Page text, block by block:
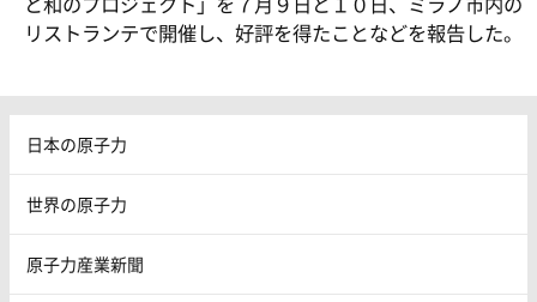
と和のプロジェクト」を７月９日と１０日、ミラノ市内の
リストランテで開催し、好評を得たことなどを報告した。
日本の原子力
世界の原子力
原子力産業新聞